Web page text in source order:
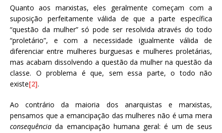
Quanto aos marxistas, eles geralmente começam com a
suposição perfeitamente válida de que a parte específica
“questão da mulher” só pode ser resolvida através do todo
“proletário”, e com a necessidade igualmente válida de
diferenciar entre mulheres burguesas e mulheres proletárias,
mas acabam dissolvendo a questão da mulher na questão da
classe. O problema é que, sem essa parte, o todo não
existe[2].
Ao contrário da maioria dos anarquistas e marxistas,
pensamos que a emancipação das mulheres não é uma mera
consequência da emancipação humana geral: é um de seus